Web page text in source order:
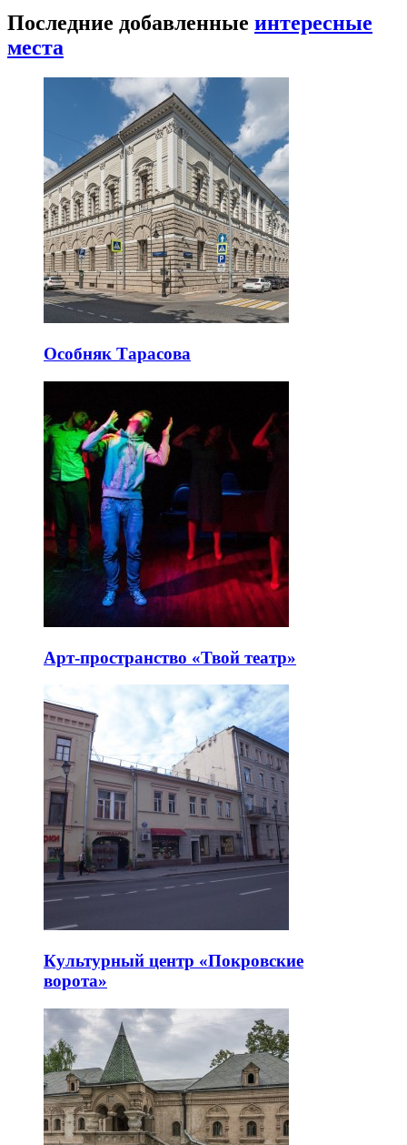
Последние добавленные интересные
места
Особняк Тарасова
Арт-пространство «Твой театр»
Культурный центр «Покровские
ворота»